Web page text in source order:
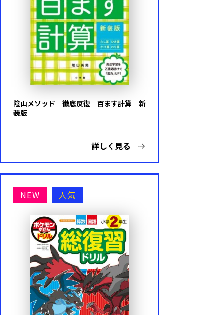
陰山メソッド 徹底反復 百ます計算 新
装版
詳しく見る
NEW 人気